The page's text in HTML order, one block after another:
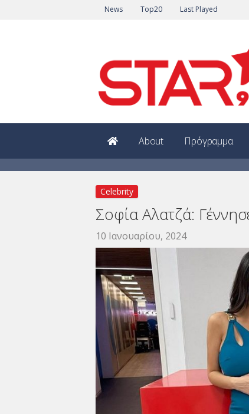
News Top20 Last Played
About Πρόγραμμα
Celebrity
Σοφία Αλατζά:
10 Ιανουαρίου, 2024